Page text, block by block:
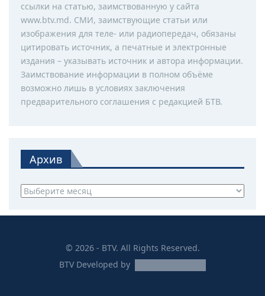
ссылки на статью, заимствованную у сайта
www.btv.md. СМИ, заимствующие статьи или
изображения для теле- или радиопередач, обязаны
цитировать источник, а печатные и электронные
издания – указывать источник и автора информации.
Заимствование информации в полном объёме
возможно лишь в условиях заключения
предварительного соглашения с редакцией БТВ.
Архив
Архив
© 2026 - BTV. All Rights Reserved.
BTVDeveloped by